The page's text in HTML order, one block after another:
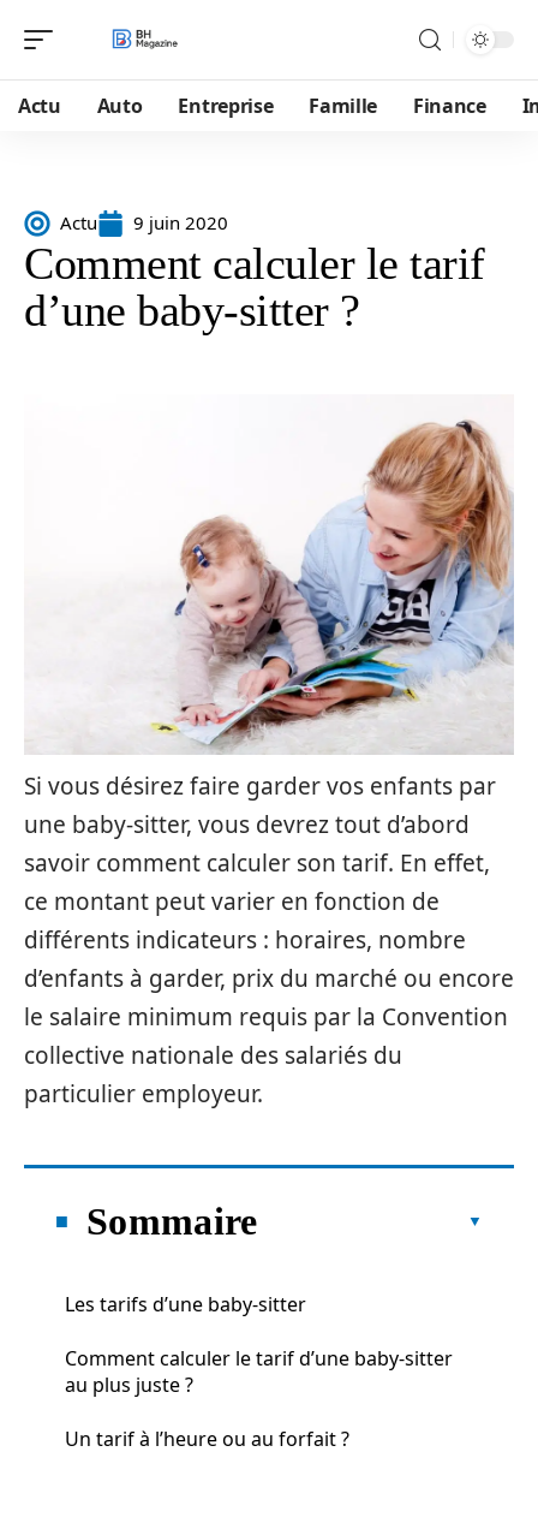
Actu Auto Entreprise Famille Finance
Actu 9 juin 2020
Comment calculer le tarif
d’une baby-sitter ?
Si vous désirez faire garder vos enfants par
une baby-sitter, vous devrez tout d’abord
savoir comment calculer son tarif. En effet,
ce montant peut varier en fonction de
différents indicateurs : horaires, nombre
d’enfants à garder, prix du marché ou encore
le salaire minimum requis par la Convention
collective nationale des salariés du
particulier employeur.
Sommaire
Les tarifs d’une baby-sitter
Comment calculer le tarif d’une baby-sitter
au plus juste ?
Un tarif à l’heure ou au forfait ?